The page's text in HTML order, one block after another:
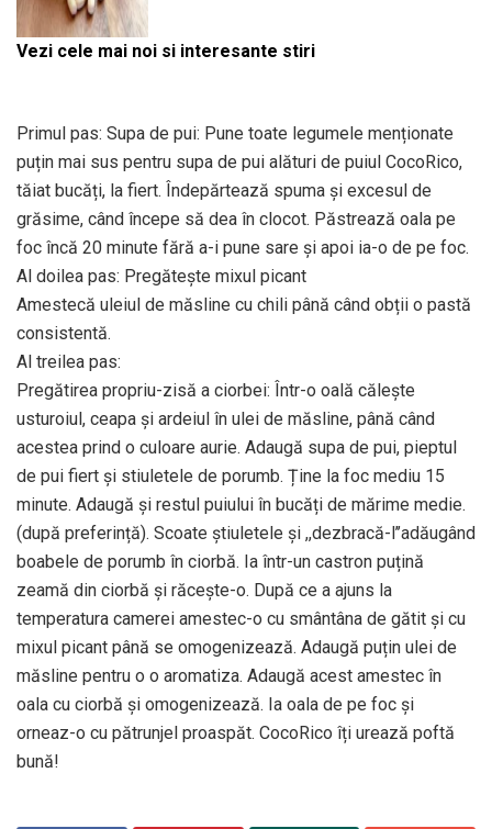
Vezi cele mai noi si interesante stiri
Primul pas: Supa de pui: Pune toate legumele menționate
puțin mai sus pentru supa de pui alături de puiul CocoRico,
tăiat bucăți, la fiert. Îndepărtează spuma și excesul de
grăsime, când începe să dea în clocot. Păstrează oala pe
foc încă 20 minute fără a-i pune sare și apoi ia-o de pe foc.
Al doilea pas: Pregătește mixul picant
Amestecă uleiul de măsline cu chili până când obții o pastă
consistentă.
Al treilea pas:
Pregătirea propriu-zisă a ciorbei: Într-o oală călește
usturoiul, ceapa și ardeiul în ulei de măsline, până când
acestea prind o culoare aurie. Adaugă supa de pui, pieptul
de pui fiert și stiuletele de porumb. Ține la foc mediu 15
minute. Adaugă și restul puiului în bucăți de mărime medie.
(după preferință). Scoate știuletele și ,,dezbracă-l’’adăugând
boabele de porumb în ciorbă. Ia într-un castron puțină
zeamă din ciorbă și răcește-o. După ce a ajuns la
temperatura camerei amestec-o cu smântâna de gătit și cu
mixul picant până se omogenizează. Adaugă puțin ulei de
măsline pentru o o aromatiza. Adaugă acest amestec în
oala cu ciorbă și omogenizează. Ia oala de pe foc și
orneaz-o cu pătrunjel proaspăt. CocoRico îți urează poftă
bună!